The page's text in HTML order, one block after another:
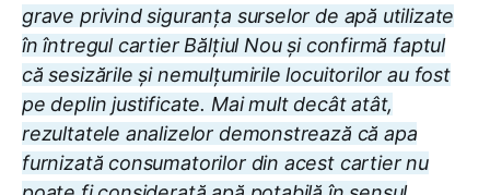
grave privind siguranța surselor de apă utilizate
în întregul cartier Bălțiul Nou și confirmă faptul
că sesizările și nemulțumirile locuitorilor au fost
pe deplin justificate. Mai mult decât atât,
rezultatele analizelor demonstrează că apa
furnizată consumatorilor din acest cartier nu